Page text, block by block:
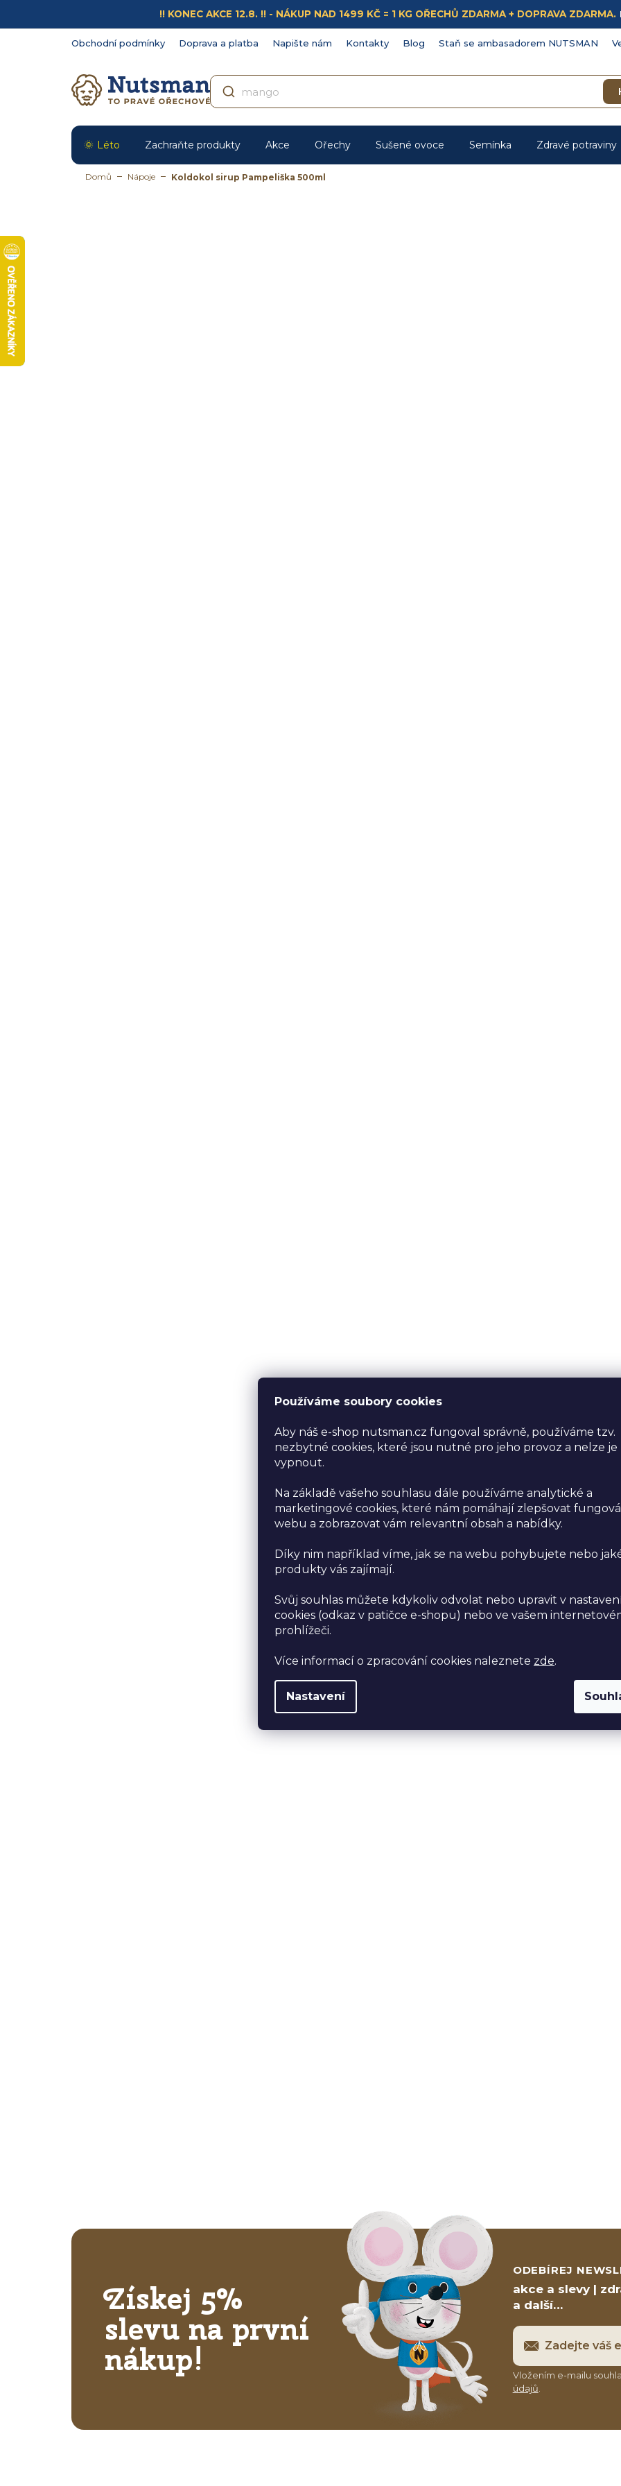
Používáme soubory cookies
Aby náš e-shop nutsman.cz fungoval správně, používáme tzv.
nezbytné cookies, které jsou nutné pro jeho provoz a nelze je
vypnout.
Na základě vašeho souhlasu dále používáme analytické a
marketingové cookies, které nám pomáhají zlepšovat
webu a zobrazovat vám relevantní obsah a nabídky.
Díky nim například víme, jak se na webu pohybujete nebo
produkty vás zajímají.
Svůj souhlas můžete kdykoliv odvolat nebo upravit v
cookies (odkaz v patičce e-shopu) nebo ve vašem
prohlížeči.
Více informací o zpracování cookies naleznete zde.
Nastavení
obsah
!! KONEC AKCE 12.8. !! - NÁKUP NAD 1499 KČ = 1 KG OŘECHŮ ZDARMA + DOPRAVA ZDARMA.
Obchodní podmínky Doprava a platba Napište nám Kontakty Blog Staň se ambasadorem NUTSMAN
Léto Zachraňte produkty Akce Ořechy Sušené ovoce Semínka Zdravé potraviny
Domů Nápoje Koldokol sirup Pampeliška 500ml
Získej 5%
slevu na první
nákup!
ODEBÍREJ
akce a slevy |
a další…
Vložením e-mailu
údajů